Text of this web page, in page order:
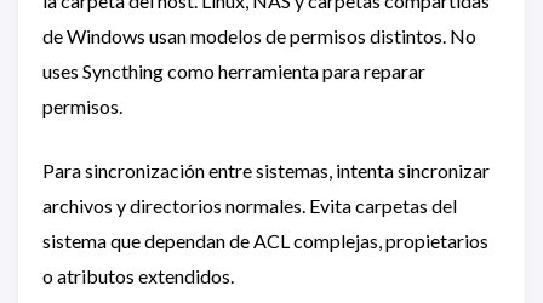
de Windows usan modelos de permisos distintos. No
uses Syncthing como herramienta para reparar
permisos.
Para sincronización entre sistemas, intenta sincronizar
archivos y directorios normales. Evita carpetas del
sistema que dependan de ACL complejas, propietarios
o atributos extendidos.